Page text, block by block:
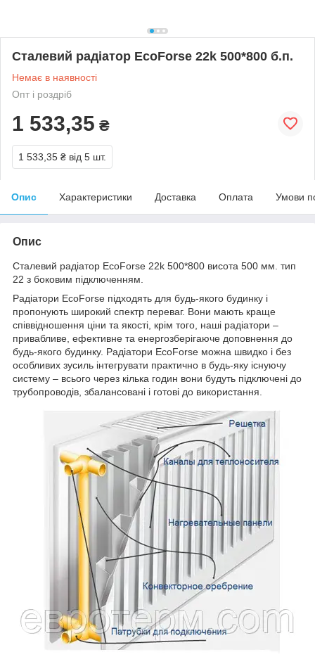
Сталевий радіатор EcoForse 22k 500*800 б.п.
Немає в наявності
Опт і роздріб
1 533,35 ₴
1 533,35 ₴ від 5 шт.
Опис Характеристики Доставка Оплата Умови
Опис
Сталевий радіатор EcoForse 22k 500*800 висота 500 мм. тип
22 з боковим підключенням.
Радіатори EcoForse підходять для будь-якого будинку і
пропонують широкий спектр переваг. Вони мають краще
співвідношення ціни та якості, крім того, наші радіатори –
привабливе, ефективне та енергозберігаюче доповнення до
будь-якого будинку. Радіатори EcoForse можна швидко і без
особливих зусиль інтегрувати практично в будь-яку існуючу
систему – всього через кілька годин вони будуть підключені до
трубопроводів, збалансовані і готові до використання.